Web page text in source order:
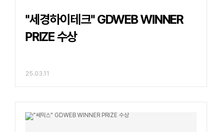
"세경하이테크" GDWEB WINNER
PRIZE 수상
25.03.11